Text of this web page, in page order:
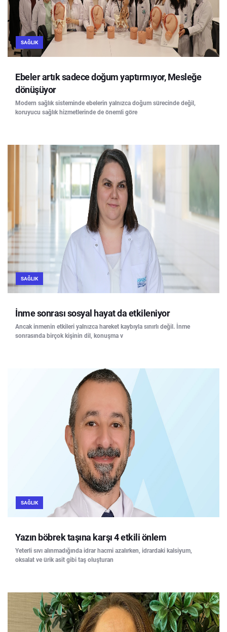
SAĞLIK
Ebeler artık sadece doğum yaptırmıyor, Mesleğe
dönüşüyor
Modern sağlık sisteminde ebelerin yalnızca doğum sürecinde değil,
koruyucu sağlık hizmetlerinde de önemli göre
SAĞLIK
İnme sonrası sosyal hayat da etkileniyor
Ancak inmenin etkileri yalnızca hareket kaybıyla sınırlı değil. İnme
sonrasında birçok kişinin dil, konuşma v
SAĞLIK
Yazın böbrek taşına karşı 4 etkili önlem
Yeterli sıvı alınmadığında idrar hacmi azalırken, idrardaki kalsiyum,
oksalat ve ürik asit gibi taş oluşturan